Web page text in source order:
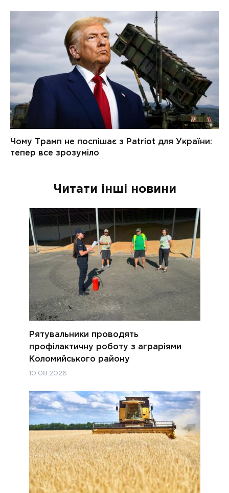
Читати інші новини
Рятувальники проводять
профілактичну роботу з аграріями
Коломийського району
10.08.2026